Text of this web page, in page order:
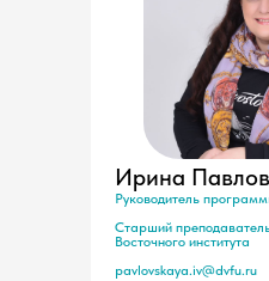
Руководитель
Старший
Восточного института
pavlovskaya.iv@dvfu.ru
Ирина